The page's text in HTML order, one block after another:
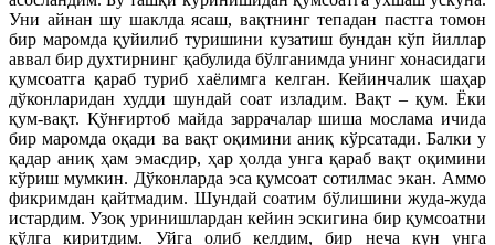
Уни айнан шу шаклда ясаш, вақтнинг тепадан пастга томон
бир маромда қуйилиб туришини кузатиш бундан кўп йиллар
аввал бир духтирнинг қабулида бўлганимда унинг хонасидаги
қумсоатга қараб туриб хаёлимга келган. Кейинчалик шаҳар
дўконларидан худди шундай соат изладим. Вақт – қум. Ёки
қум-вақт. Қўнғиртоб майда заррачалар шиша мослама ичида
бир маромда оқади ва вақт оқимини аниқ кўрсатади. Балки у
қадар аниқ ҳам эмасдир, ҳар ҳолда унга қараб вақт оқимини
кўриш мумкин. Дўконларда эса қумсоат сотилмас экан. Аммо
фикримдан қайтмадим. Шундай соатим бўлишини жуда-жуда
истардим. Узоқ уринишлардан кейин эскигина бир қумсоатни
қўлга киритдим. Уйга олиб келдим, бир неча кун унга